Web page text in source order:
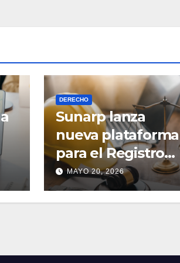
DERECHO
Sunarp lanza
nueva plataforma
para el Registro
de Derechos
Mineros con inicio
en La Libertad
MAYO 20, 2026